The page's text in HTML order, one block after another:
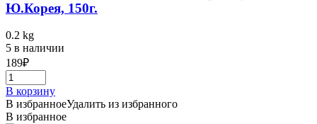
Ю.Корея, 150г.
0.2 kg
5 в наличии
189₽
В корзину
В избранноеУдалить из избранного
В избранное